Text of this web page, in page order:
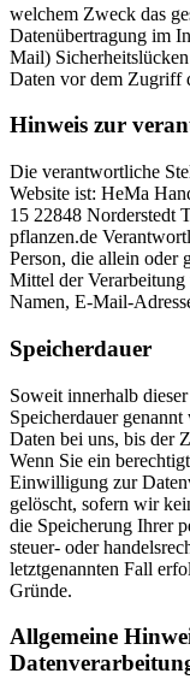
welchem Zweck das
Datenübertragung im
Mail)
Daten vor dem Zugriff
Hinweis zur
Die verantwortliche
Website ist: HeMa
15 22848 Norderstedt
pflanzen.de
Person, die allein oder
Mittel der Verarbeitung
Namen, E-Mail-
Speicherdauer
Soweit innerhalb
Speicherdauer
Daten bei uns, bis der
Wenn Sie ein
Einwilligung zur
gelöscht, sofern wir
die Speicherung Ihrer
steuer- oder
letztgenannten Fall
Gründe.
Allgemeine